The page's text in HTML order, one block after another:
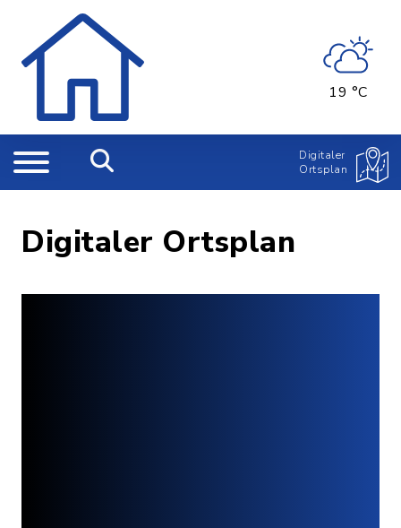
19 °C
Digitaler
Ortsplan
Digitaler Ortsplan